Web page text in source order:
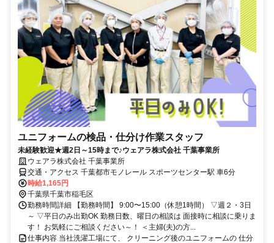
ユニフォームの検品・仕分け作業スタッフ
未経験歓迎★週2日～15時まで♪ウェアラ株式会社 千葉事業所
ウェアラ株式会社 千葉事業所
交通・アクセス 千葉都市モノレール スポーツセンター駅 車6分
時給1,165円
千葉県千葉市稲毛区
勤務時間詳細 【勤務時間】 9:00〜15:00（休憩1時間） ▽週２・3日
～ ▽平日のみ出勤OK 勤務日数、曜日の相談は 面接時に相談に乗りま
す！ お気軽にご相談ください～！ ＜主婦(夫)の方...
仕事内容 当社洗濯工場にて、 クリーニング後のユニフォームの 仕分